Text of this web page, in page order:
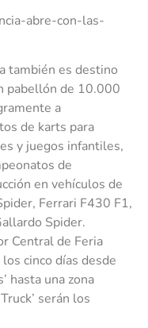
también es destino
pabellón de 10.000
a
de karts para
y juegos infantiles,
de
en vehículos de
Ferrari F430 F1,
Spider.
Central de Feria
cinco días desde
hasta una zona
serán los